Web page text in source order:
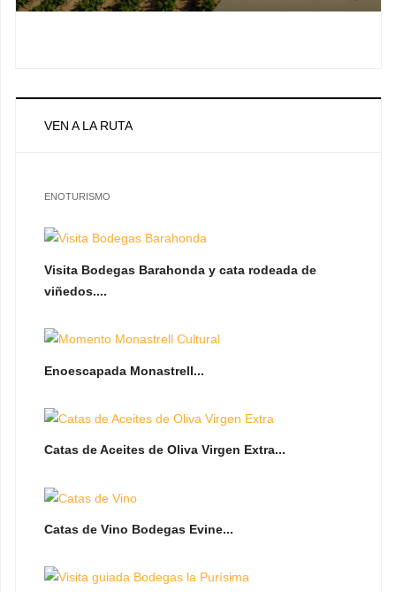
VEN A LA RUTA
ENOTURISMO
Visita Bodegas Barahonda y cata rodeada de
viñedos....
Enoescapada Monastrell...
Catas de Aceites de Oliva Virgen Extra...
Catas de Vino Bodegas Evine...